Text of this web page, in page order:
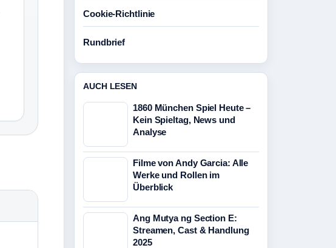
Cookie-Richtlinie
Rundbrief
AUCH LESEN
1860 München Spiel Heute –
Kein Spieltag, News und
Analyse
Filme von Andy Garcia: Alle
Werke und Rollen im
Überblick
Ang Mutya ng Section E:
Streamen, Cast & Handlung
2025